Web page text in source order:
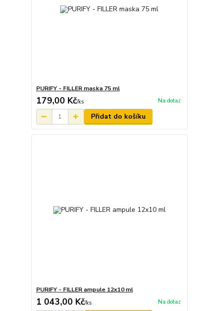
PURIFY - FILLER maska 75 ml
179,00 Kč/ks Na dotaz
Přidat do košíku
PURIFY - FILLER ampule 12x10 ml
1 043,00 Kč/ks Na dotaz